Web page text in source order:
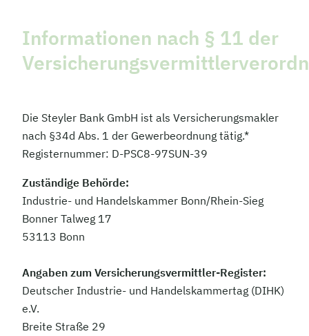
Informationen nach § 11 der
Die Steyler Bank GmbH ist als Versicherungsmakler
nach §34d Abs. 1 der Gewerbeordnung tätig.*
Registernummer: D-PSC8-97SUN-39
Zuständige Behörde:
Industrie- und Handelskammer Bonn/Rhein-Sieg
Bonner Talweg 17
53113 Bonn
Angaben zum Versicherungsvermittler-Register:
Deutscher Industrie- und Handelskammertag (DIHK)
e.V.
Breite Straße 29